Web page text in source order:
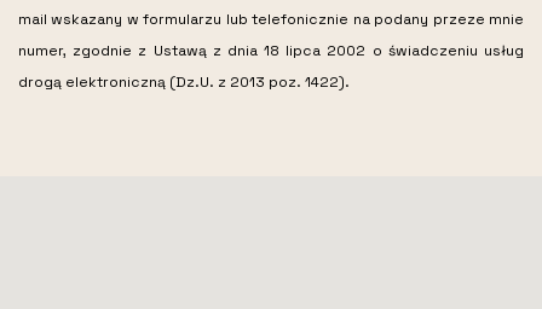
mail wskazany w formularzu lub telefonicznie na podany przeze mnie
numer, zgodnie z Ustawą z dnia 18 lipca 2002 o świadczeniu usług
drogą elektroniczną (Dz.U. z 2013 poz. 1422).